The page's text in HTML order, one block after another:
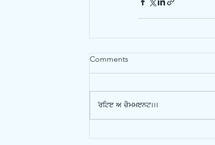
Comments
Write a comment...